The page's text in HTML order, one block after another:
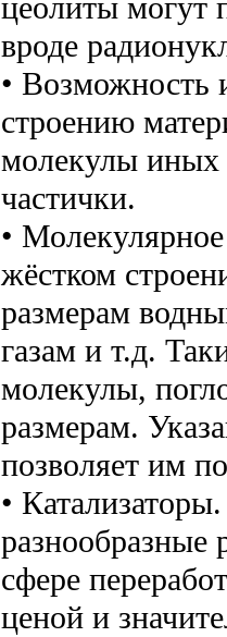
цеолиты могут
вроде
• Возможность
строению
молекулы иных
частички.
•
жёстком
размерам
газам и т.д.
молекулы,
размерам.
позволяет им
•
сфере
ценой и